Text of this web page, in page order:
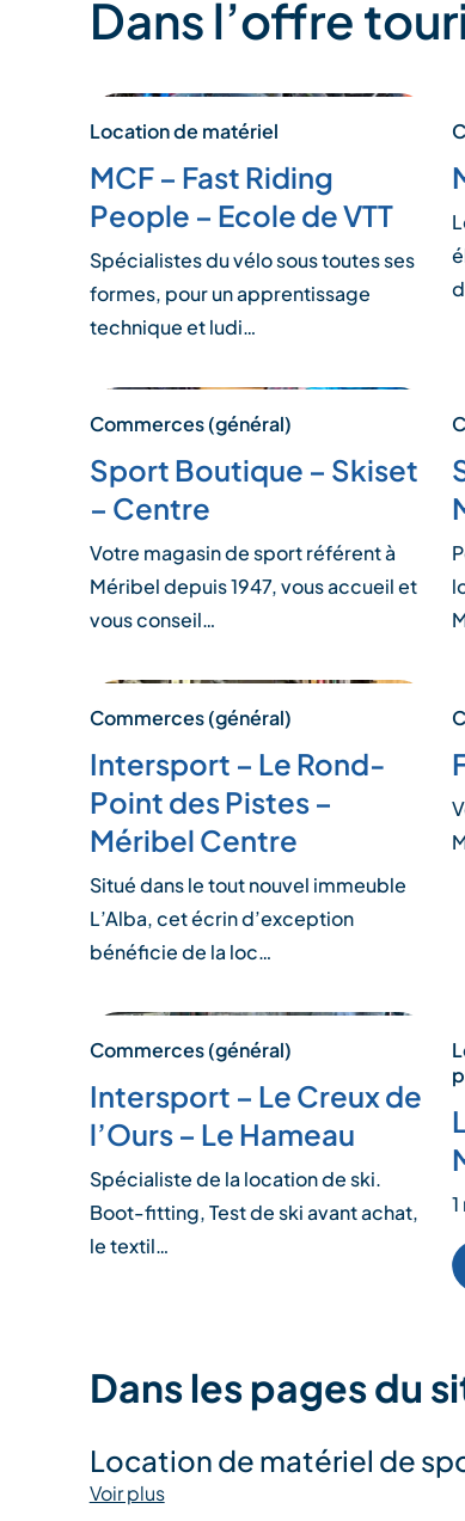
Dans l’offre
Location de matériel
MCF – Fast Riding
People – Ecole de VTT
Spécialistes du vélo sous toutes ses
formes, pour un apprentissage
technique et ludi…
Commerces (général)
Sport Boutique – Skiset
– Centre
Votre magasin de sport référent à
Méribel depuis 1947, vous accueil et
vous conseil…
Commerces (général)
Intersport – Le Rond-
Point des Pistes –
Méribel Centre
Situé dans le tout nouvel immeuble
L’Alba, cet écrin d’exception
bénéficie de la loc…
Commerces (général)
Intersport – Le Creux de
l’Ours – Le Hameau
Spécialiste de la location de ski.
Boot-fitting, Test de ski avant achat,
le textil…
Dans les pages du
Location de matériel de
Voir plus